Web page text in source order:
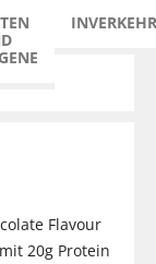
Flavour
20g Protein